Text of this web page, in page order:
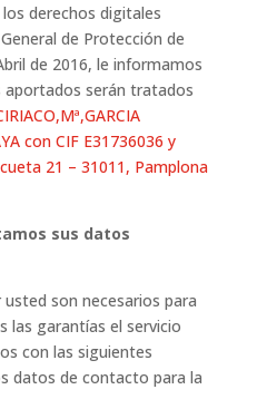
derechos digitales
de Protección de
de 2016, le informamos
aportados serán tratados
con CIF E31736036 y
21 – 31011, Pamplona
sus datos
son necesarios para
las garantías el servicio
con las siguientes
datos de contacto para la